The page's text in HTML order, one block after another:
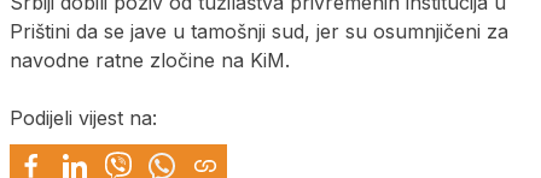
Prištini da se jave u tamošnji sud, jer su osumnjičeni za
navodne ratne zločine na KiM.
Podijeli vijest na: